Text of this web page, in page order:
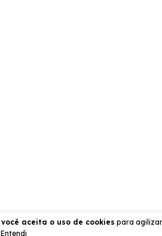
você aceita o uso de cookies para
Entendi